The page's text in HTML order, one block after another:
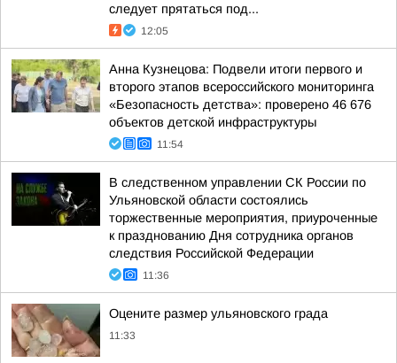
следует прятаться под...
12:05
Анна Кузнецова: Подвели итоги первого и
второго этапов всероссийского мониторинга
«Безопасность детства»: проверено 46 676
объектов детской инфраструктуры
11:54
В следственном управлении СК России по
Ульяновской области состоялись
торжественные мероприятия, приуроченные
к празднованию Дня сотрудника органов
следствия Российской Федерации
11:36
Оцените размер ульяновского града
11:33